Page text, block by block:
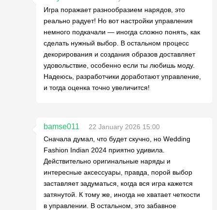
Игра поражает разнообразием нарядов, это
реально радует! Но вот настройки управления
немного подкачали — иногда сложно понять, как
сделать нужный выбор. В остальном процесс
декорирования и создания образов доставляет
удовольствие, особенно если ты любишь моду.
Надеюсь, разработчики доработают управление,
и тогда оценка точно увеличится!
bamse011
22 January 2026 15:00
Сначала думал, что будет скучно, но Wedding
Fashion Indian 2024 приятно удивила.
Действительно оригинальные наряды и
интересные аксессуары, правда, порой выбор
заставляет задуматься, когда вся игра кажется
затянутой. К тому же, иногда не хватает четкости
в управлении. В остальном, это забавное